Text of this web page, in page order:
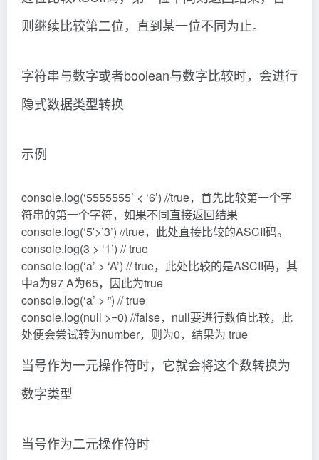
则继续比较第二位，直到某一位不同为止。
字符串与数字或者boolean与数字比较时，会进行
隐式数据类型转换
示例
console.log(‘5555555’ < ‘6’) //true，首先比较第一个字
符串的第一个字符，如果不同直接返回结果
console.log(‘5′>’3’) //true，此处直接比较的ASCII码。
console.log(3 > ‘1’) // true
console.log(‘a’ > ‘A’) // true，此处比较的是ASCII码，其
中a为97 A为65，因此为true
console.log(‘a’ > ”) // true
console.log(null >=0) //false，null要进行数值比较，此
处便会尝试转为number，则为0，结果为 true
当号作为一元操作符时，它就会将这个数转换为
数字类型
当号作为二元操作符时